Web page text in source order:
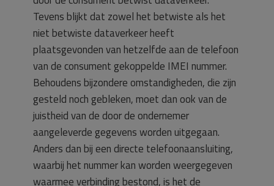
Tevens blijkt dat zowel het betwiste als het
niet betwiste dataverkeer heeft
plaatsgevonden van hetzelfde aan de telefoon
van de consument gekoppelde IMEI nummer.
Behoudens bijzondere omstandigheden, die zijn
gesteld noch gebleken, moet dan ook van de
juistheid van de door de ondernemer
aangeleverde gegevens worden uitgegaan.
Anders dan bij een directe telefoonaansluiting,
waarbij het nummer kan worden weergegeven
waarmee verbinding bestond, is het de